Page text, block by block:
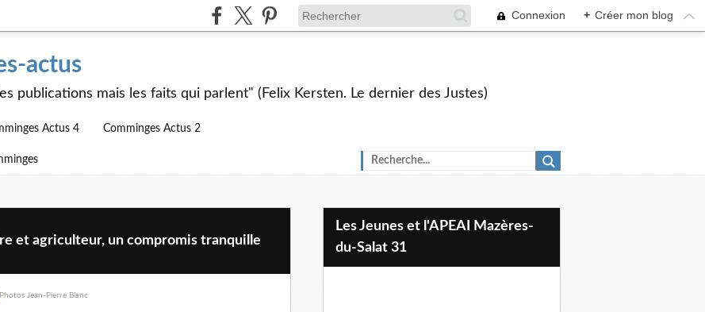
Connexion + Créer mon blog
actus
publications mais les faits qui parlent" (Felix Kersten. Le dernier des Justes)
Actus 4 Comminges Actus 2
et agriculteur, un compromis tranquille
Les Jeunes et l'APEAI Mazères-
du-Salat 31